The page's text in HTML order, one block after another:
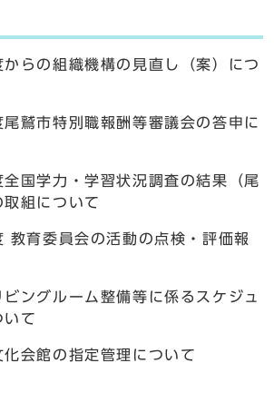
からの組織機構の見直し（案）につ
尾鷲市特別職報酬等審議会の答申に
全国学力・学習状況調査の結果（尾
組について
教育委員会の活動の点検・評価報
ビングルーム整備等に係るスケジュ
いて
化会館の指定管理について